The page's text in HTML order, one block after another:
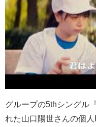
グループの5thシングル
れた山口陽世さんの個